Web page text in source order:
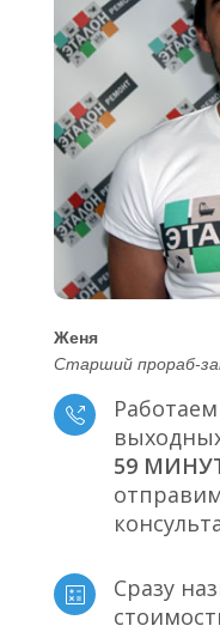
Женя
Старший прораб-
59
Сразу